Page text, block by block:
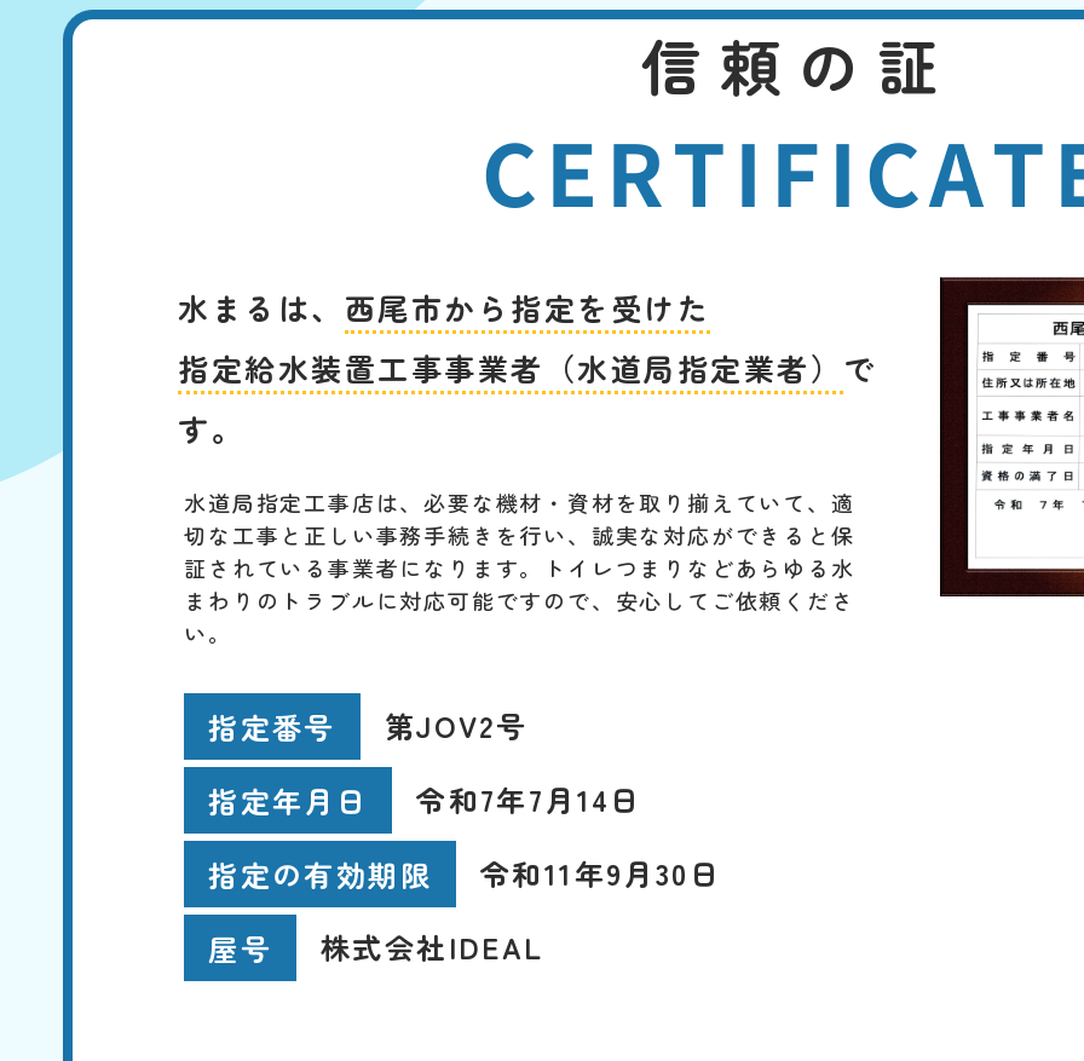
信頼の証
水まるは、 西尾市から指定を受けた
指定給水装置工事事業者（水道局指定業者） で
す。
水道局指定工事店は、必要な機材・資材を取り揃えていて、適
切な工事と正しい事務手続きを行い、誠実な対応ができると保
証されている事業者になります。トイレつまりなどあらゆる水
まわりのトラブルに対応可能ですので、安心してご依頼くださ
い。
指定番号
第JOV2号
指定年月日
令和7年7月14日
指定の有効期限
令和11年9月30日
屋号
株式会社IDEAL